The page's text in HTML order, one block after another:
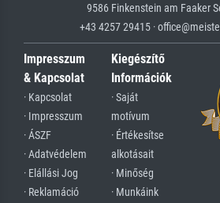
9586 Finkenstein am Faaker
+43 4257 29415 ·
Impresszum
& Kapcsolat
· Kapcsolat
· Impresszum
· ÁSZF
· Adatvédelem
· Elállási Jog
· Reklamáció
Kiegészítő
Információk
· Saját
motívum
· Értékesítse
alkotásait
· Minőség
· Munkáink